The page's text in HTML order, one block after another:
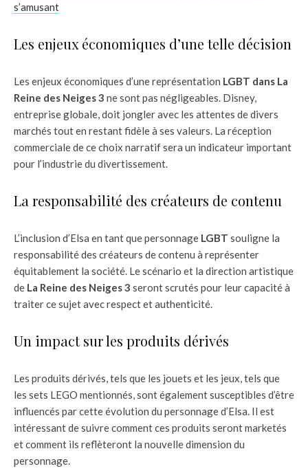
s’amusant
Les enjeux économiques d’une telle décision
Les enjeux économiques d’une représentation LGBT dans La
Reine des Neiges 3 ne sont pas négligeables. Disney,
entreprise globale, doit jongler avec les attentes de divers
marchés tout en restant fidèle à ses valeurs. La réception
commerciale de ce choix narratif sera un indicateur important
pour l’industrie du divertissement.
La responsabilité des créateurs de contenu
L’inclusion d’Elsa en tant que personnage LGBT souligne la
responsabilité des créateurs de contenu à représenter
équitablement la société. Le scénario et la direction artistique
de La Reine des Neiges 3 seront scrutés pour leur capacité à
traiter ce sujet avec respect et authenticité.
Un impact sur les produits dérivés
Les produits dérivés, tels que les jouets et les jeux, tels que
les sets LEGO mentionnés, sont également susceptibles d’être
influencés par cette évolution du personnage d’Elsa. Il est
intéressant de suivre comment ces produits seront marketés
et comment ils reflèteront la nouvelle dimension du
personnage.